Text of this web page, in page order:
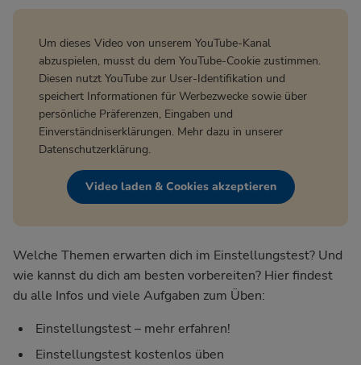
Um dieses Video von unserem YouTube-Kanal
abzuspielen, musst du dem YouTube-Cookie zustimmen.
Diesen nutzt YouTube zur User-Identifikation und
speichert Informationen für Werbezwecke sowie über
persönliche Präferenzen, Eingaben und
Einverständniserklärungen. Mehr dazu in unserer
Datenschutzerklärung.
Video laden & Cookies akzeptieren
Welche Themen erwarten dich im Einstellungstest? Und
wie kannst du dich am besten vorbereiten? Hier findest
du alle Infos und viele Aufgaben zum Üben:
Einstellungstest – mehr erfahren!
Einstellungstest kostenlos üben